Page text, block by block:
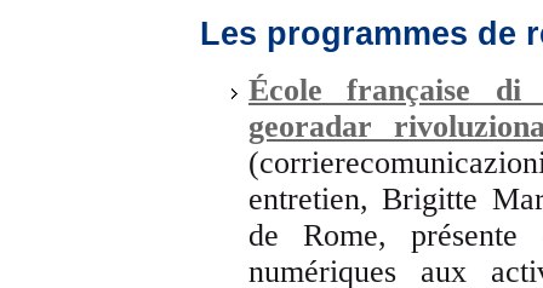
Les programmes de
École française
georadar
entretien, Brigitte
de Rome, présente
numériques aux